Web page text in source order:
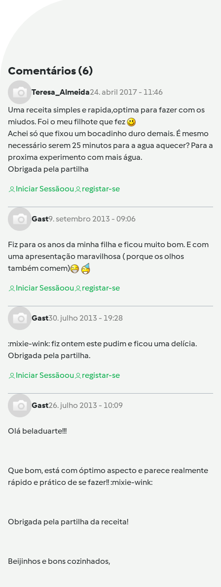
Comentários(6)
Teresa_Almeida24. abril 2017 - 11:46
Uma receita simples e rapida,optima para fazer com os
miudos. Foi o meu filhote que fez
Achei só que fixou um bocadinho duro demais. É mesmo
necessário serem 25 minutos para a agua aquecer? Para a
proxima experimento com mais água.
Obrigada pela partilha
Iniciar Sessãoou registar-se
Gast9. setembro 2013 - 09:06
Fiz para os anos da minha filha e ficou muito bom. E com
uma apresentação maravilhosa ( porque os olhos
também comem)
Iniciar Sessãoou registar-se
Gast30. julho 2013 - 19:28
:mixie-wink: fiz ontem este pudim e ficou uma delícia.
Obrigada pela partilha.
Iniciar Sessãoou registar-se
Gast26. julho 2013 - 10:09
Olá beladuarte!!!
Que bom, está com óptimo aspecto e parece realmente
rápido e prático de se fazer!! :mixie-wink:
Obrigada pela partilha da receita!
Beijinhos e bons cozinhados,